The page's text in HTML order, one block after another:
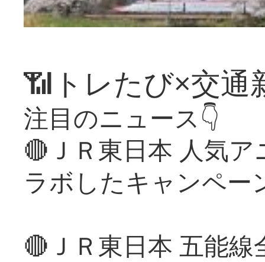
📶トレたび×交通
注目のニュース👇
🔴ＪＲ東日本 人気
ラボしたキャンペー
🔴ＪＲ東日本 五能